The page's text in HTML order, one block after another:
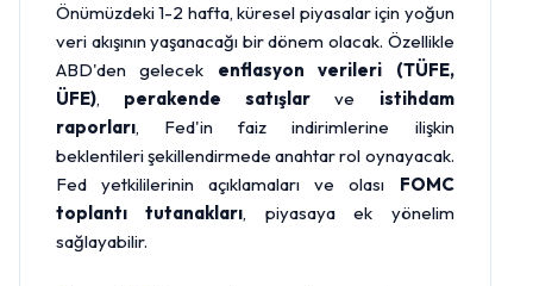
Önümüzdeki 1-2 hafta, küresel piyasalar için yoğun
veri akışının yaşanacağı bir dönem olacak. Özellikle
ABD'den gelecek enflasyon verileri (TÜFE,
ÜFE), perakende satışlar ve istihdam
raporları, Fed'in faiz indirimlerine ilişkin
beklentileri şekillendirmede anahtar rol oynayacak.
Fed yetkililerinin açıklamaları ve olası FOMC
toplantı tutanakları, piyasaya ek yönelim
sağlayabilir.